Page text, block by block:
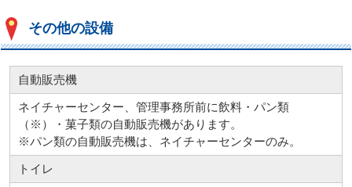
その他の設備
自動販売機
ネイチャーセンター、管理事務所前に飲料・パン類
（※）・菓子類の自動販売機があります。
※パン類の自動販売機は、ネイチャーセンターのみ。
トイレ